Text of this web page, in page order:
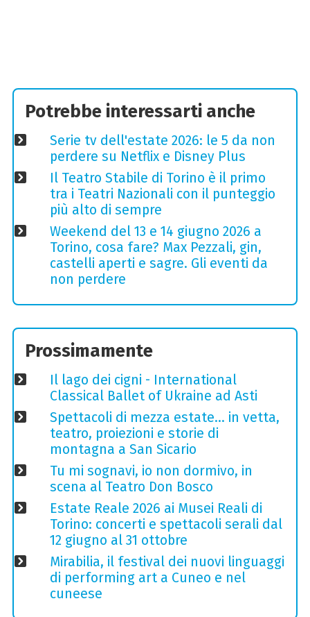
Potrebbe interessarti anche
Serie tv dell'estate 2026: le 5 da non
perdere su Netflix e Disney Plus
Il Teatro Stabile di Torino è il primo
tra i Teatri Nazionali con il punteggio
più alto di sempre
Weekend del 13 e 14 giugno 2026 a
Torino, cosa fare? Max Pezzali, gin,
castelli aperti e sagre. Gli eventi da
non perdere
Prossimamente
Il lago dei cigni - International
Classical Ballet of Ukraine ad Asti
Spettacoli di mezza estate… in vetta,
teatro, proiezioni e storie di
montagna a San Sicario
Tu mi sognavi, io non dormivo, in
scena al Teatro Don Bosco
Estate Reale 2026 ai Musei Reali di
Torino: concerti e spettacoli serali dal
12 giugno al 31 ottobre
Mirabilia, il festival dei nuovi linguaggi
di performing art a Cuneo e nel
cuneese